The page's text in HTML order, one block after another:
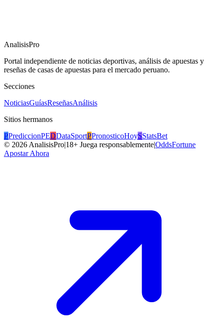
AnalisisPro
Portal independiente de noticias deportivas, análisis de apuestas y
reseñas de casas de apuestas para el mercado peruano.
Secciones
NoticiasGuíasReseñasAnálisis
Sitios hermanos
PPrediccionPEDDataSportPPronosticoHoySStatsBet
© 2026 AnalisisPro|18+ Juega responsablemente|OddsFortune
Apostar Ahora